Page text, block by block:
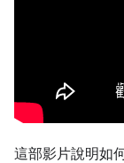
這部影片說明如